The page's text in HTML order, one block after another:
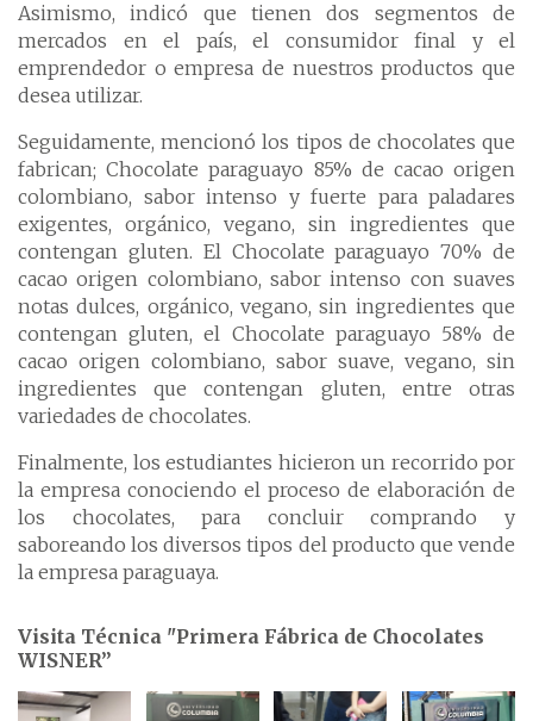
Asimismo, indicó que tienen dos segmentos de
mercados en el país, el consumidor final y el
emprendedor o empresa de nuestros productos que
desea utilizar.
Seguidamente, mencionó los tipos de chocolates que
fabrican; Chocolate paraguayo 85% de cacao origen
colombiano, sabor intenso y fuerte para paladares
exigentes, orgánico, vegano, sin ingredientes que
contengan gluten. El Chocolate paraguayo 70% de
cacao origen colombiano, sabor intenso con suaves
notas dulces, orgánico, vegano, sin ingredientes que
contengan gluten, el Chocolate paraguayo 58% de
cacao origen colombiano, sabor suave, vegano, sin
ingredientes que contengan gluten, entre otras
variedades de chocolates.
Finalmente, los estudiantes hicieron un recorrido por
la empresa conociendo el proceso de elaboración de
los chocolates, para concluir comprando y
saboreando los diversos tipos del producto que vende
la empresa paraguaya.
Visita Técnica "Primera Fábrica de Chocolates
WISNER”